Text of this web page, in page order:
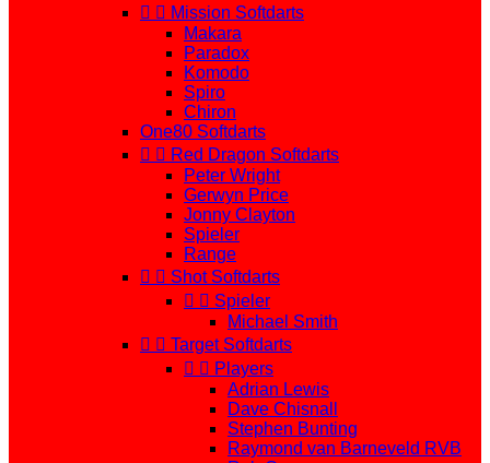
  Mission Softdarts
Makara
Paradox
Komodo
Spiro
Chiron
One80 Softdarts
  Red Dragon Softdarts
Peter Wright
Gerwyn Price
Jonny Clayton
Spieler
Range
  Shot Softdarts
  Spieler
Michael Smith
  Target Softdarts
  Players
Adrian Lewis
Dave Chisnall
Stephen Bunting
Raymond van Barneveld RVB